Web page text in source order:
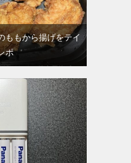
ももから揚げをテイ
ポ